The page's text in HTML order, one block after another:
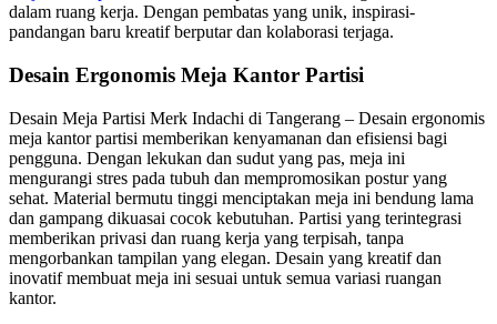
dalam ruang kerja. Dengan pembatas yang unik, inspirasi-
pandangan baru kreatif berputar dan kolaborasi terjaga.
Desain Ergonomis Meja Kantor Partisi
Desain Meja Partisi Merk Indachi di Tangerang – Desain ergonomis
meja kantor partisi memberikan kenyamanan dan efisiensi bagi
pengguna. Dengan lekukan dan sudut yang pas, meja ini
mengurangi stres pada tubuh dan mempromosikan postur yang
sehat. Material bermutu tinggi menciptakan meja ini bendung lama
dan gampang dikuasai cocok kebutuhan. Partisi yang terintegrasi
memberikan privasi dan ruang kerja yang terpisah, tanpa
mengorbankan tampilan yang elegan. Desain yang kreatif dan
inovatif membuat meja ini sesuai untuk semua variasi ruangan
kantor.